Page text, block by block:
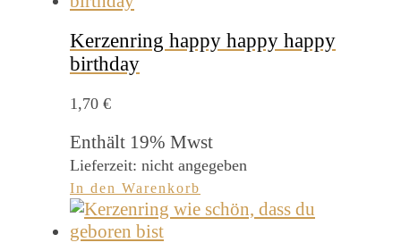
Kerzenring happy happy happy
birthday
1,70 €
Enthält 19% Mwst
Lieferzeit: nicht angegeben
In den Warenkorb